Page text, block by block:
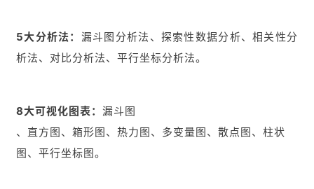
5大分析法： 漏斗图分析法、探索性数据分析、相关性分
析法、对比分析法、平行坐标分析法。
8大可视化图表： 漏斗图
、直方图、箱形图、热力图、多变量图、散点图、柱状
图、平行坐标图。